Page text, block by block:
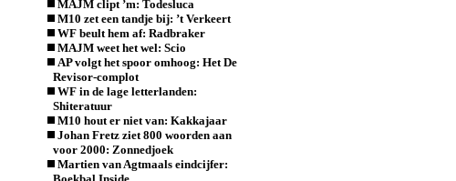
MAJM clipt ’m: Todesluca
M10 zet een tandje bij: ’t Verkeert
WF beult hem af: Radbraker
MAJM weet het wel: Scio
AP volgt het spoor omhoog: Het De
Revisor-complot
WF in de lage letterlanden:
Shiteratuur
M10 hout er niet van: Kakkajaar
Johan Fretz ziet 800 woorden aan
voor 2000: Zonnedjoek
Martien van Agtmaals eindcijfer: